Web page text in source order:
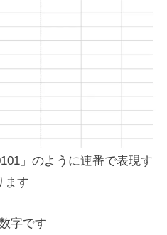
」のように連番で表現す
ます
字です